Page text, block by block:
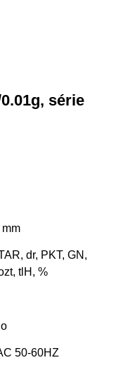
série
dr, PKT, GN,
tlH, %
50-60HZ